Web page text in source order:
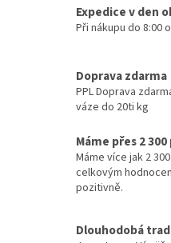
Expedice v den
Při nákupu do 8:00
Doprava zdarma
PPL Doprava
váze do 20ti kg
Máme přes 2
Máme více jak 2
celkovým
pozitivně.
Dlouhodobá